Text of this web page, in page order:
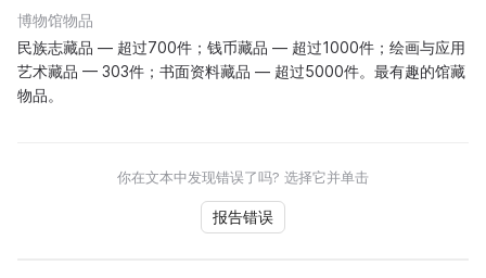
博物馆物品
民族志藏品 — 超过700件；钱币藏品 — 超过1000件；绘画与应用
艺术藏品 — 303件；书面资料藏品 — 超过5000件。最有趣的馆藏
物品。
你在文本中发现错误了吗? 选择它并单击
报告错误